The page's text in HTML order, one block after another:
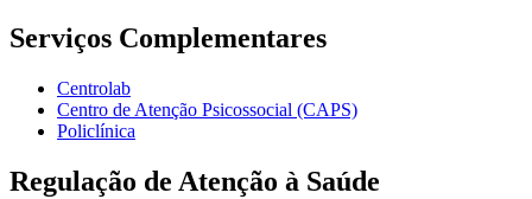
Serviços Complementares
Centrolab
Centro de Atenção Psicossocial (CAPS)
Policlínica
Regulação de Atenção à Saúde